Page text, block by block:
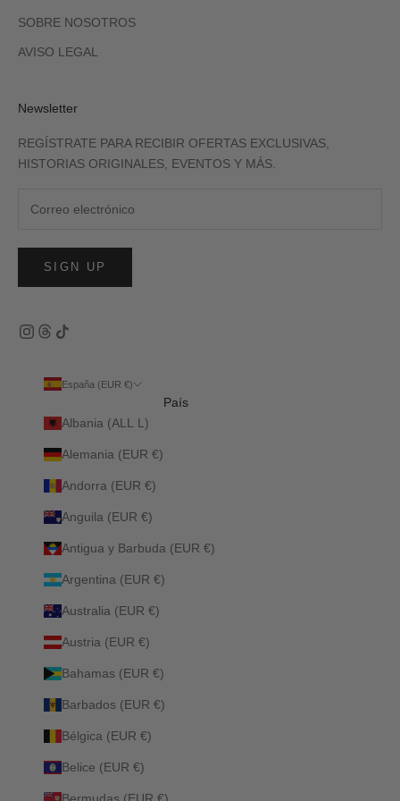
SOBRE NOSOTROS
AVISO LEGAL
Newsletter
REGÍSTRATE PARA RECIBIR OFERTAS EXCLUSIVAS,
HISTORIAS ORIGINALES, EVENTOS Y MÁS.
SIGN UP
España (EUR €)
País
Albania (ALL L)
Alemania (EUR €)
Andorra (EUR €)
Anguila (EUR €)
Antigua y Barbuda (EUR €)
Argentina (EUR €)
Australia (EUR €)
Austria (EUR €)
Bahamas (EUR €)
Barbados (EUR €)
Bélgica (EUR €)
Belice (EUR €)
Bermudas (EUR €)